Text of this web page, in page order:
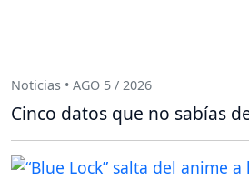
Noticias • AGO 5 / 2026
Cinco datos que no sabías